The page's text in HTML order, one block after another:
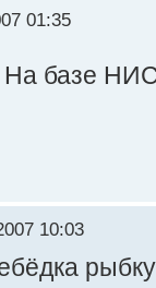
01:35
базе
10:03